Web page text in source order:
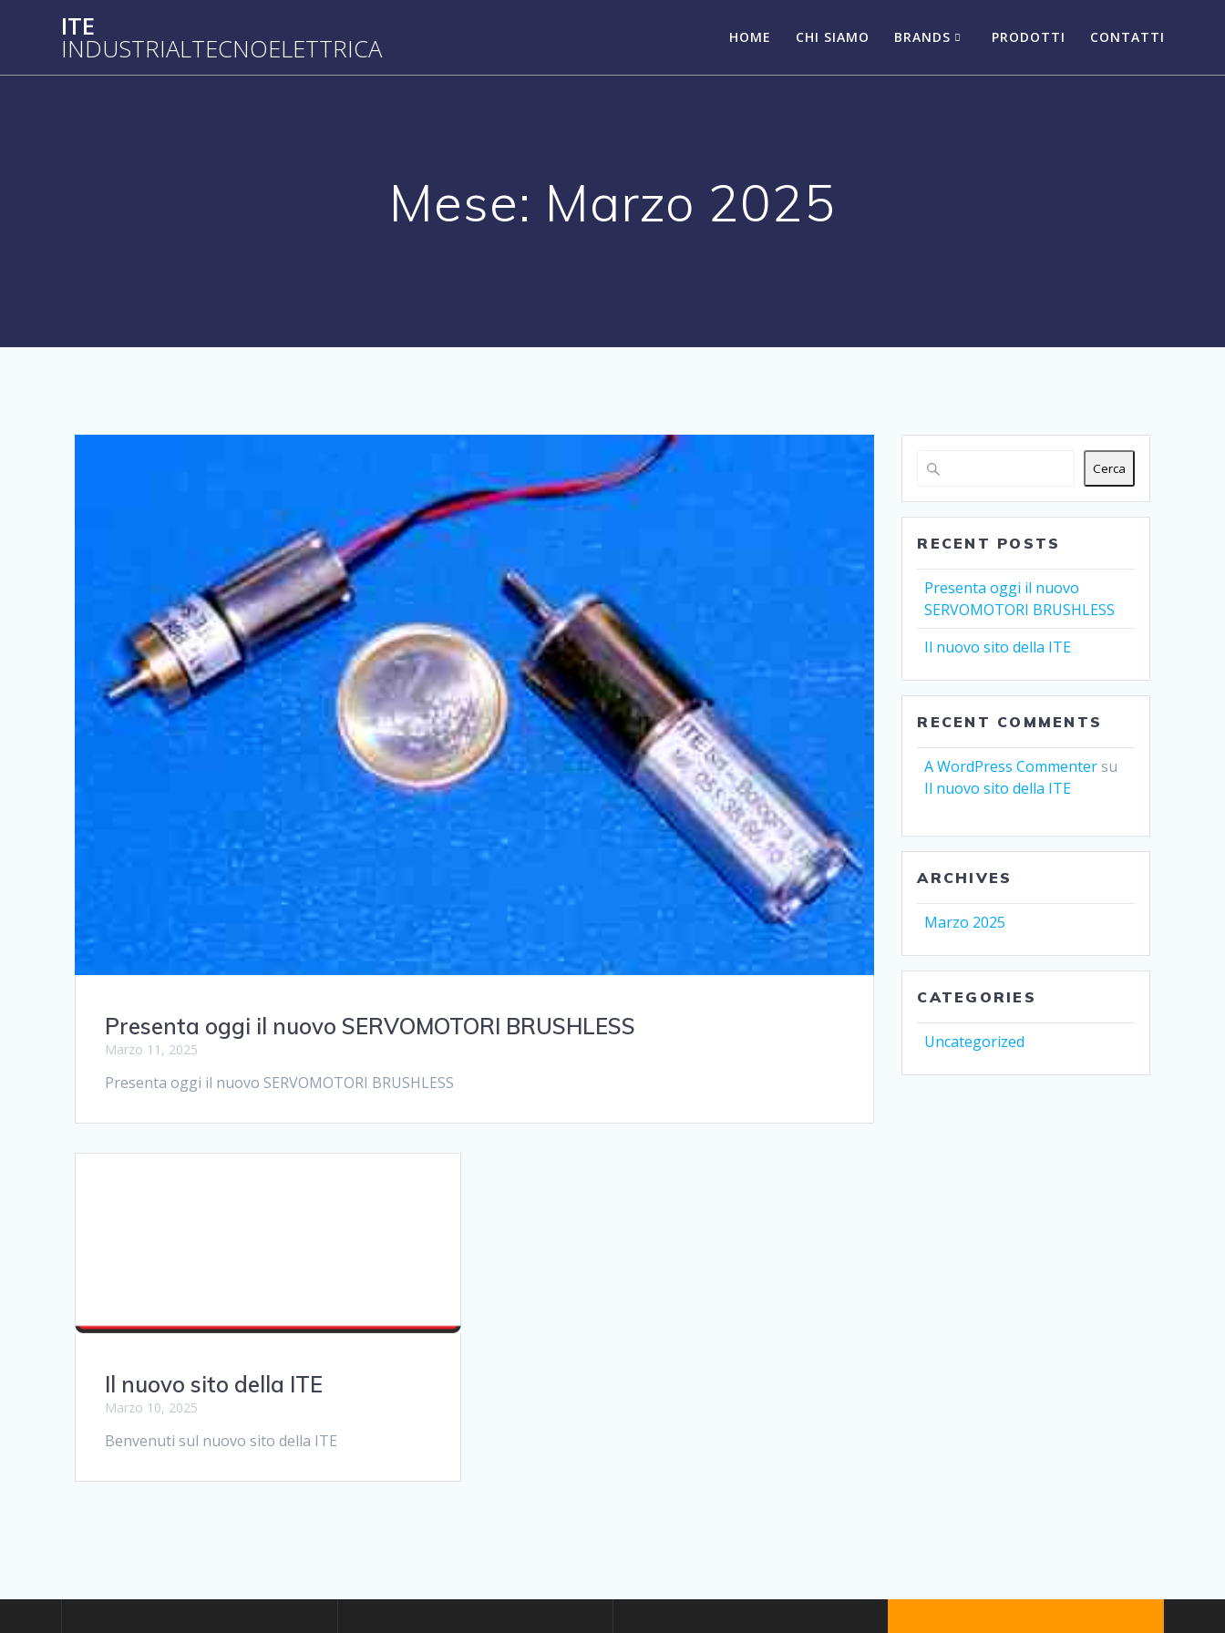
contenuto
ITE
INDUSTRIALTECNOELETTRICA HOME CHI SIAMO BRANDS PRODOTTI CONTATTI
Mese: Marzo 2025
Presenta oggi il nuovo SERVOMOTORI BRUSHLESS
Marzo 11, 2025
Presenta oggi il nuovo SERVOMOTORI BRUSHLESS
Il nuovo sito della ITE
Marzo 10, 2025
Benvenuti sul nuovo sito della ITE
Cerca
RECENT POSTS
Presenta oggi il nuovo
SERVOMOTORI BRUSHLESS
Il nuovo sito della ITE
RECENT COMMENTS
A WordPress Commentersu
Il nuovo sito della ITE
ARCHIVES
Marzo 2025
CATEGORIES
Uncategorized